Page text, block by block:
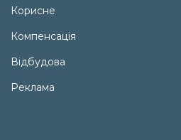
Корисне
Компенсація
Відбудова
Реклама